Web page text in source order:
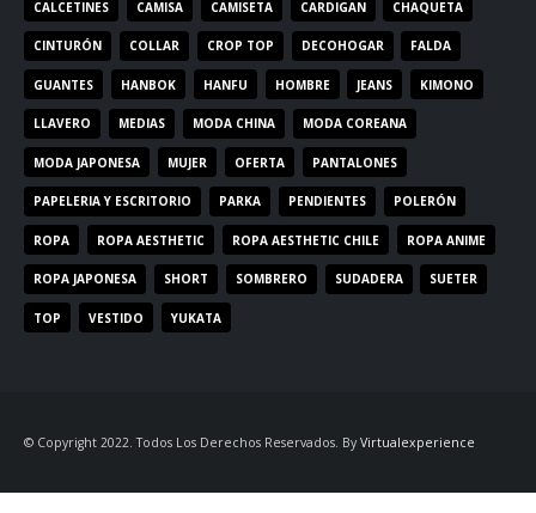
CALCETINES CAMISA CAMISETA CARDIGAN CHAQUETA
CINTURÓN COLLAR CROP TOP DECOHOGAR FALDA
GUANTES HANBOK HANFU HOMBRE JEANS KIMONO
LLAVERO MEDIAS MODA CHINA MODA COREANA
MODA JAPONESA MUJER OFERTA PANTALONES
PAPELERIA Y ESCRITORIO PARKA PENDIENTES POLERÓN
ROPA ROPA AESTHETIC ROPA AESTHETIC CHILE ROPA ANIME
ROPA JAPONESA SHORT SOMBRERO SUDADERA SUETER
TOP VESTIDO YUKATA
© Copyright 2022. Todos Los Derechos Reservados. By Virtualexperience